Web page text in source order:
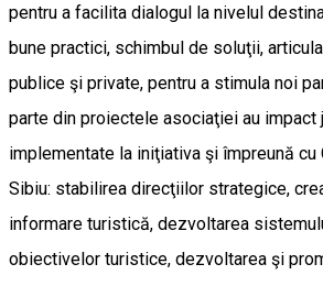
pentru a facilita dialogul la nivelul
bune practici, schimbul de soluţii,
publice şi private, pentru a stimula noi
parte din proiectele asociaţiei au impact
implementate la iniţiativa şi împreună
Sibiu: stabilirea direcţiilor strategice,
informare turistică, dezvoltarea
obiectivelor turistice, dezvoltarea şi